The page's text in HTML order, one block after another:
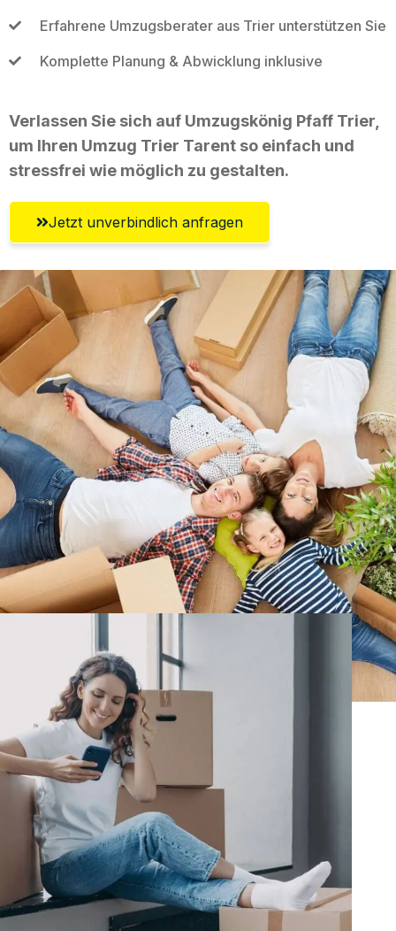
Erfahrene Umzugsberater aus Trier unterstützen Sie
Komplette Planung & Abwicklung inklusive
Verlassen Sie sich auf Umzugskönig Pfaff Trier,
um Ihren Umzug Trier Tarent so einfach und
stressfrei wie möglich zu gestalten.
Jetzt unverbindlich anfragen